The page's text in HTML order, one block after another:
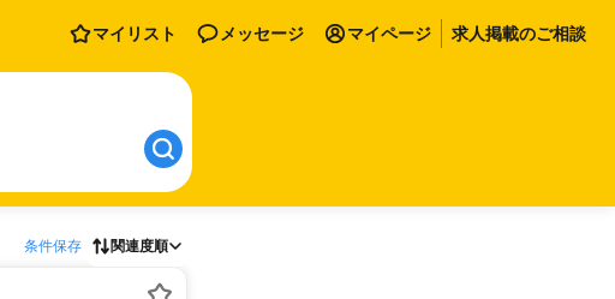
マイリスト メッセージ マイページ 求人掲載のご相談
条件保存 関連度順